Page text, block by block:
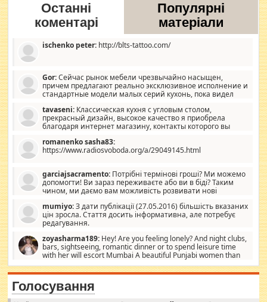
Останні
коментарі
Популярні
матеріали
ischenko peter: http://blts-tattoo.com/
Gor:Сейчас рынок мебели чрезвычайно насыщен,
причем предлагают реально эксклюзивное исполнение и
стандартные модели малых серий кухонь, пока видел
стандартные формы, в MebelOk, креативненько и что главное -
со вкусом все в порядке, без ненужных наворотов удорожающих
мебель, а это не последний фактор.
tavaseni: Классическая кухня с угловым столом,
прекрасный дизайн, высокое качество я приобрела
благодаря интернет магазину, контакты которого вы
romanenko sasha83:
https://www.radiosvoboda.org/a/29049145.html
garciajsacramento: Потрібні термінові гроші? Ми можемо
допомогти! Ви зараз переживаєте або ви в біді? Таким
чином, ми даємо вам можливість розвивати нові
допомагати людям, які намагаються дати їм шанс. Кожен
заслуговує на другий шанс, і, оскільки влада не зможе, вони
повинні приймати від інших. Для нас нема багато суми, і зрілість
витрат, а тільки узгоджених сум і нічого іншого. Не чекайте і не
коментуйте цей пост. Введіть суму, яку ви хочете подати, і ми
зв'яжемося з вами з усіма варіантами. зв'яжіться з нами
сьогодні на garciajsacramento@gmail.com Вам потрібні термінові
гроші? Ми можемо допомогти!
mumiyo:З дати публікації (27.05.2016) більшість вказаних
цін зросла. Стаття досить інформативна, але потребує
редагування.
zoyasharma189: Hey! Are you feeling lonely? And night clubs,
bars, sightseeing, romantic dinner or to spend leisure time
with her will escort Mumbai A beautiful Punjabi women than
sexy escort companion in arms that you guys feel like 5 star luxury
hotel had to spend the night in their search for loved solitaire free
maintenance stops in Mumbai. Here we offer fair and very attractive
woman "Love Solitaire" beautiful figure and shapely body shapes.
Independent escort in Mumbai, truthful, friendly and cheerful girl.
Голосування